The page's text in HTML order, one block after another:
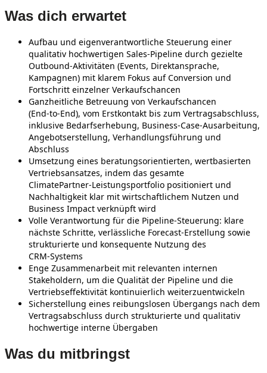
Was dich erwartet
Aufbau und eigenverantwortliche Steuerung einer
qualitativ hochwertigen Sales‑Pipeline durch gezielte
Outbound‑Aktivitäten (Events, Direktansprache,
Kampagnen) mit klarem Fokus auf Conversion und
Fortschritt einzelner Verkaufschancen
Ganzheitliche Betreuung von Verkaufschancen
(End‑to‑End), vom Erstkontakt bis zum Vertragsabschluss,
inklusive Bedarfserhebung, Business‑Case‑Ausarbeitung,
Angebotserstellung, Verhandlungsführung und
Abschluss
Umsetzung eines beratungsorientierten, wertbasierten
Vertriebsansatzes, indem das gesamte
ClimatePartner‑Leistungsportfolio positioniert und
Nachhaltigkeit klar mit wirtschaftlichem Nutzen und
Business Impact verknüpft wird
Volle Verantwortung für die Pipeline‑Steuerung: klare
nächste Schritte, verlässliche Forecast‑Erstellung sowie
strukturierte und konsequente Nutzung des
CRM‑Systems
Enge Zusammenarbeit mit relevanten internen
Stakeholdern, um die Qualität der Pipeline und die
Vertriebseffektivität kontinuierlich weiterzuentwickeln
Sicherstellung eines reibungslosen Übergangs nach dem
Vertragsabschluss durch strukturierte und qualitativ
hochwertige interne Übergaben
Was du mitbringst